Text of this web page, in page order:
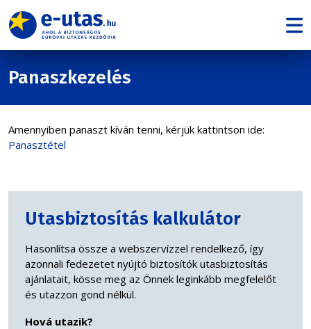
Panaszkezelés
Amennyiben panaszt kíván tenni, kérjük kattintson ide:
Panasztétel
Utasbiztosítás kalkulátor
Hasonlítsa össze a webszervízzel rendelkező, így
azonnali fedezetet nyújtó biztosítók utasbiztosítás
ajánlatait, kösse meg az Önnek leginkább megfelelőt
és utazzon gond nélkül.
Hová utazik?